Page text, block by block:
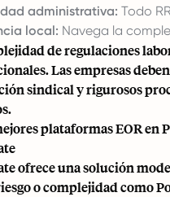
administrativa: Todo
local: Navega la
de regulaciones
Las empresas
sindical y rigurosos
plataformas EOR en
ofrece una solución
o complejidad como